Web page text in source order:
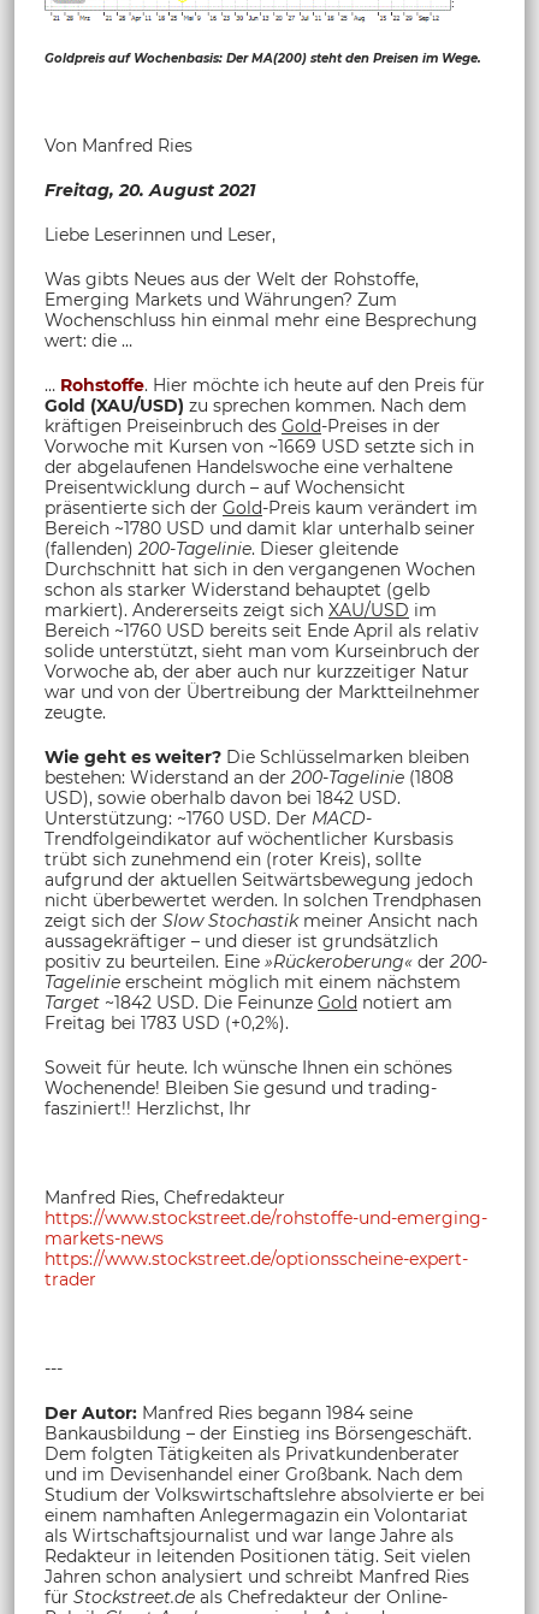
Goldpreis auf Wochenbasis: Der MA(200) steht den Preisen im Wege.
Von Manfred Ries
Freitag, 20. August 2021
Liebe Leserinnen und Leser,
Was gibts Neues aus der Welt der Rohstoffe,
Emerging Markets und Währungen? Zum
Wochenschluss hin einmal mehr eine Besprechung
wert: die …
… Rohstoffe. Hier möchte ich heute auf den Preis für
Gold (XAU/USD) zu sprechen kommen. Nach dem
kräftigen Preiseinbruch des Gold-Preises in der
Vorwoche mit Kursen von ~1669 USD setzte sich in
der abgelaufenen Handelswoche eine verhaltene
Preisentwicklung durch – auf Wochensicht
präsentierte sich der Gold-Preis kaum verändert im
Bereich ~1780 USD und damit klar unterhalb seiner
(fallenden) 200-Tagelinie. Dieser gleitende
Durchschnitt hat sich in den vergangenen Wochen
schon als starker Widerstand behauptet (gelb
markiert). Andererseits zeigt sich XAU/USD im
Bereich ~1760 USD bereits seit Ende April als relativ
solide unterstützt, sieht man vom Kurseinbruch der
Vorwoche ab, der aber auch nur kurzzeitiger Natur
war und von der Übertreibung der Marktteilnehmer
zeugte.
Wie geht es weiter? Die Schlüsselmarken bleiben
bestehen: Widerstand an der 200-Tagelinie (1808
USD), sowie oberhalb davon bei 1842 USD.
Unterstützung: ~1760 USD. Der MACD-
Trendfolgeindikator auf wöchentlicher Kursbasis
trübt sich zunehmend ein (roter Kreis), sollte
aufgrund der aktuellen Seitwärtsbewegung jedoch
nicht überbewertet werden. In solchen Trendphasen
zeigt sich der Slow Stochastikmeiner Ansicht nach
aussagekräftiger – und dieser ist grundsätzlich
positiv zu beurteilen. Eine »Rückeroberung« der 200-
Tagelinie erscheint möglich mit einem nächstem
Target ~1842 USD. Die Feinunze Gold notiert am
Freitag bei 1783 USD (+0,2%).
Soweit für heute. Ich wünsche Ihnen ein schönes
Wochenende! Bleiben Sie gesund und trading-
fasziniert!! Herzlichst, Ihr
Manfred Ries, Chefredakteur
https://www.stockstreet.de/rohstoffe-und-emerging-
markets-news
https://www.stockstreet.de/optionsscheine-expert-
trader
---
Der Autor: Manfred Ries begann 1984 seine
Bankausbildung – der Einstieg ins Börsengeschäft.
Dem folgten Tätigkeiten als Privatkundenberater
und im Devisenhandel einer Großbank. Nach dem
Studium der Volkswirtschaftslehre absolvierte er bei
einem namhaften Anlegermagazin ein Volontariat
als Wirtschaftsjournalist und war lange Jahre als
Redakteur in leitenden Positionen tätig. Seit vielen
Jahren schon analysiert und schreibt Manfred Ries
für Stockstreet.de als Chefredakteur der Online-